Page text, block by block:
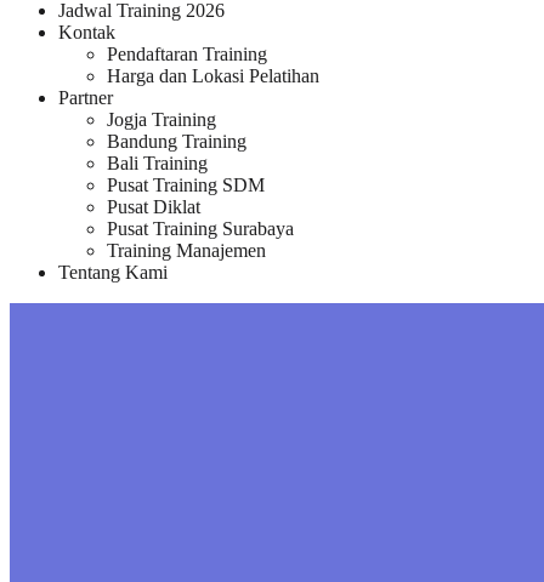
Jadwal Training 2026
Kontak
Pendaftaran Training
Harga dan Lokasi Pelatihan
Partner
Jogja Training
Bandung Training
Bali Training
Pusat Training SDM
Pusat Diklat
Pusat Training Surabaya
Training Manajemen
Tentang Kami